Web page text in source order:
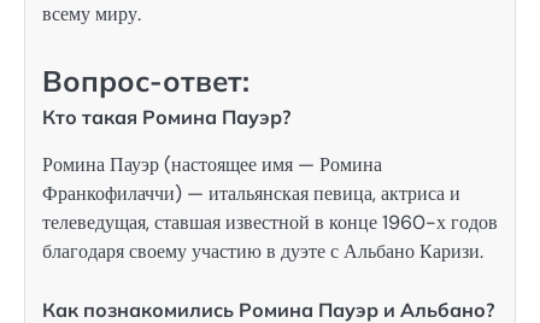
всему миру.
Вопрос-ответ:
Кто такая Ромина Пауэр?
Ромина Пауэр (настоящее имя — Ромина
Франкофилаччи) — итальянская певица, актриса и
телеведущая, ставшая известной в конце 1960-х годов
благодаря своему участию в дуэте с Альбано Каризи.
Как познакомились Ромина Пауэр и Альбано?